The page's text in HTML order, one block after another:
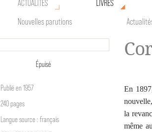
ACTUALITÉS
LIVRES
Nouvelles parutions
Épuisé
Publié en 1957
240 pages
Langue source : français
En
la
même